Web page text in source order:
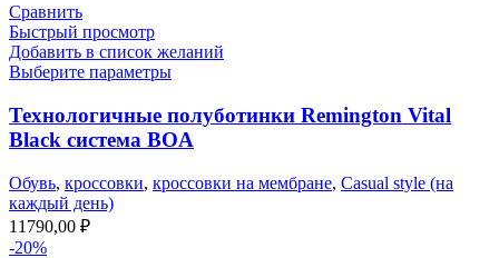
Сравнить
Быстрый просмотр
Добавить в список желаний
Выберите параметры
Технологичные полуботинки Remington Vital
Black система BOA
Обувь, кроссовки, кроссовки на мембране, Casual style (на
каждый день)
11790,00 ₽
-20%